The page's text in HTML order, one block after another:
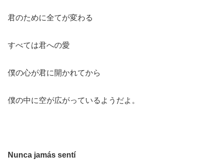
君のために全てが変わる
すべては君への愛
僕の心が君に開かれてから
僕の中に空が広がっているようだよ。
Nunca jamás sentí